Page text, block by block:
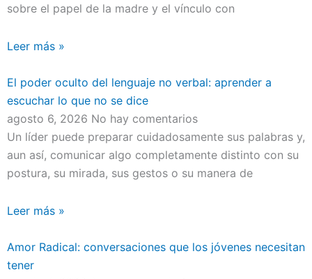
sobre el papel de la madre y el vínculo con
Leer más »
El poder oculto del lenguaje no verbal: aprender a
escuchar lo que no se dice
agosto 6, 2026 No hay comentarios
Un líder puede preparar cuidadosamente sus palabras y,
aun así, comunicar algo completamente distinto con su
postura, su mirada, sus gestos o su manera de
Leer más »
Amor Radical: conversaciones que los jóvenes necesitan
tener